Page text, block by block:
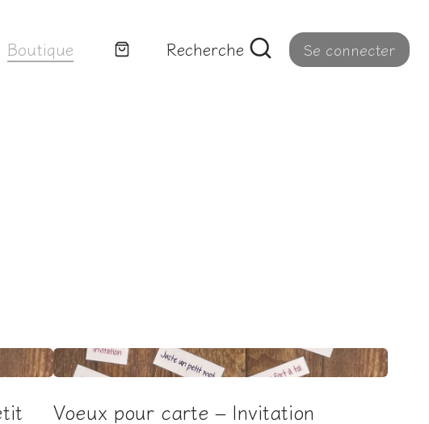
Boutique Recherche Se connecter
Voeux pour carte – Invitation